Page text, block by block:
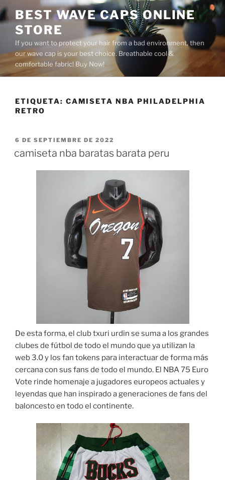
Saltar
al
contenido
BEST WAVE CAPS ONLINE
STORE
If you want to protect your hair from a bad environment, then
our wave cap is your best choice. Breathable cool &
comfortable fabric! Buy Now!
ETIQUETA: CAMISETA NBA PHILADELPHIA
RETRO
PUBLICADO
6 DE SEPTIEMBRE DE 2022
camiseta nba baratas barata peru
De esta forma, el club txuri urdin se suma a los grandes
clubes de fútbol de todo el mundo que ya utilizan la
web 3.0 y los fan tokens para interactuar de forma más
cercana con sus fans de todo el mundo. El NBA 75 Euro
Vote rinde homenaje a jugadores europeos actuales y
leyendas que han inspirado a generaciones de fans del
baloncesto en todo el continente.